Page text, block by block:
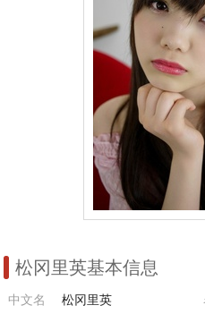
松冈里英基本信息
中文名 松冈里英